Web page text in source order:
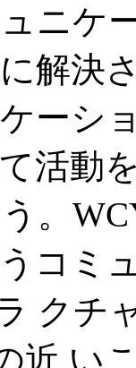
ニケ
解決
ーシ
活動
。
コミ
クチ
近 い